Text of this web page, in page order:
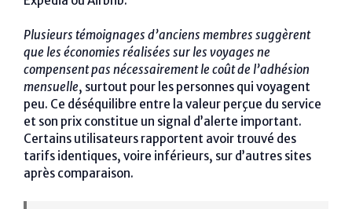
Plusieurs témoignages d’anciens membres suggèrent
que les économies réalisées sur les voyages ne
compensent pas nécessairement le coût de l’adhésion
mensuelle, surtout pour les personnes qui voyagent
peu. Ce déséquilibre entre la valeur perçue du service
et son prix constitue un signal d’alerte important.
Certains utilisateurs rapportent avoir trouvé des
tarifs identiques, voire inférieurs, sur d’autres sites
après comparaison.